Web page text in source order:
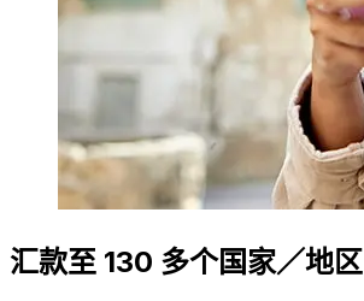
汇款至 130 多个国家／地区